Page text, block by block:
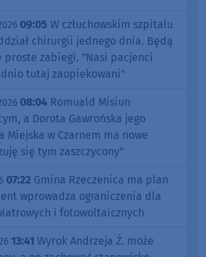
09:05 W człuchowskim szpitalu
chirurgii jednego dnia. Będą
proste zabiegi. "Nasi pacjenci
tutaj zaopiekowani"
08:04 Romuald Misiun
a Dorota Gawrońska jego
Miejska w Czarnem ma nowe
się tym zaszczycony"
07:22 Gmina Rzeczenica ma plan
wprowadza ograniczenia dla
i fotowoltaicznych
13:41 Wyrok Andrzeja Ż. może